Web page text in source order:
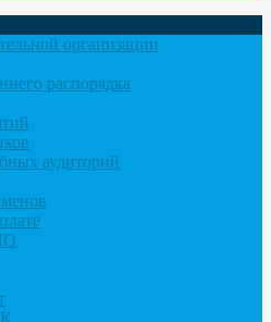
организации
распорядка
аудиторий